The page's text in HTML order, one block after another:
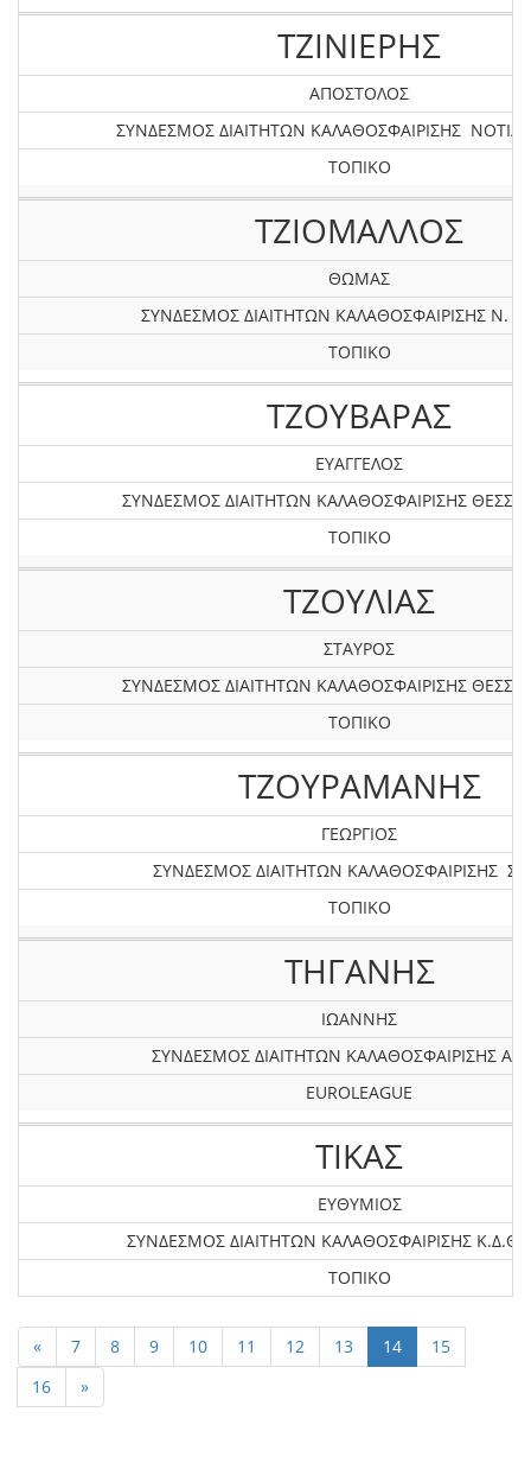
ΤΖΙΝΙΕΡΗΣ
ΑΠΟΣΤΟΛΟΣ
ΣΥΝΔΕΣΜΟΣ ΔΙΑΙΤΗΤΩΝ ΚΑΛΑΘΟΣΦΑΙΡΙΣΗΣ
ΤΟΠΙΚΟ
ΤΖΙΟΜΑΛΛΟΣ
ΘΩΜΑΣ
ΣΥΝΔΕΣΜΟΣ ΔΙΑΙΤΗΤΩΝ ΚΑΛΑΘΟΣΦΑΙΡΙΣΗΣ Ν.
ΤΟΠΙΚΟ
ΤΖΟΥΒΑΡΑΣ
ΕΥΑΓΓΕΛΟΣ
ΣΥΝΔΕΣΜΟΣ ΔΙΑΙΤΗΤΩΝ ΚΑΛΑΘΟΣΦΑΙΡΙΣΗΣ
ΤΟΠΙΚΟ
ΤΖΟΥΛΙΑΣ
ΣΤΑΥΡΟΣ
ΣΥΝΔΕΣΜΟΣ ΔΙΑΙΤΗΤΩΝ ΚΑΛΑΘΟΣΦΑΙΡΙΣΗΣ
ΤΟΠΙΚΟ
ΤΖΟΥΡΑΜΑΝΗΣ
ΓΕΩΡΓΙΟΣ
ΣΥΝΔΕΣΜΟΣ ΔΙΑΙΤΗΤΩΝ ΚΑΛΑΘΟΣΦΑΙΡΙΣΗΣ
ΤΟΠΙΚΟ
ΤΗΓΑΝΗΣ
ΙΩΑΝΝΗΣ
ΣΥΝΔΕΣΜΟΣ ΔΙΑΙΤΗΤΩΝ ΚΑΛΑΘΟΣΦΑΙΡΙΣΗΣ
EUROLEAGUE
ΤΙΚΑΣ
ΕΥΘΥΜΙΟΣ
ΣΥΝΔΕΣΜΟΣ ΔΙΑΙΤΗΤΩΝ ΚΑΛΑΘΟΣΦΑΙΡΙΣΗΣ
ΤΟΠΙΚΟ
« 7 8 9 10 11 12 13 14
15
16
»